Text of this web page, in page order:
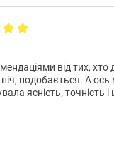
широкий
гриль,
від тих,
подобається. А
ясність, точність і